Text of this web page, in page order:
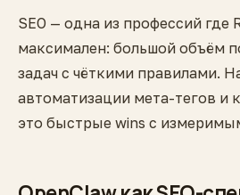
SEO — одна из профессий где
максимален: большой объём
задач с чёткими правилами.
автоматизации мета-тегов и
это быстрые wins с